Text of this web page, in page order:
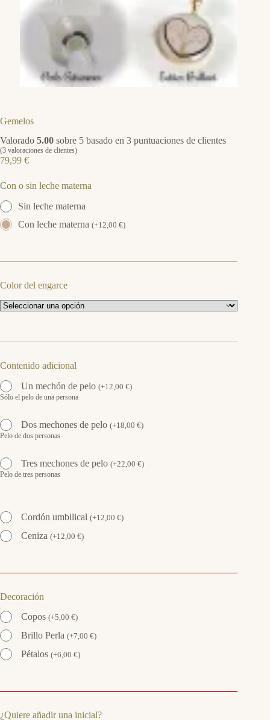
Gemelos
Valorado 5.00 sobre 5 basado en 3 puntuaciones de clientes
(3 valoraciones de clientes)
79,99 €
Con o sin leche materna
Sin leche materna
Con leche materna (+12,00 €)
Color del engarce
Contenido adicional
Un mechón de pelo (+12,00 €)
Sólo el pelo de una persona
Dos mechones de pelo (+18,00 €)
Pelo de dos personas
Tres mechones de pelo (+22,00 €)
Pelo de tres personas
Cordón umbilical (+12,00 €)
Ceniza (+12,00 €)
Decoración
Copos (+5,00 €)
Brillo Perla (+7,00 €)
Pétalos (+6,00 €)
¿Quiere añadir una inicial?